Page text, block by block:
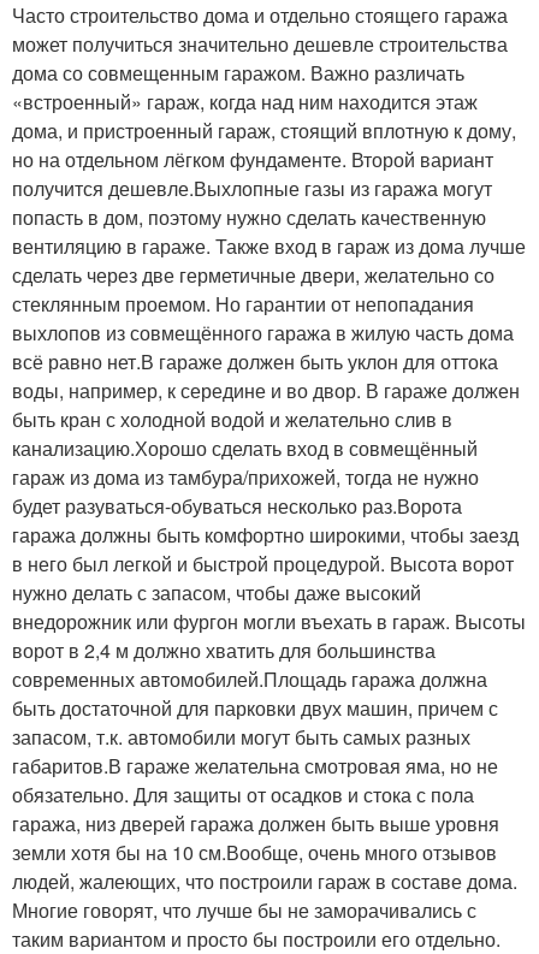
Часто строительство дома и отдельно стоящего гаража
может получиться значительно дешевле строительства
дома со совмещенным гаражом. Важно различать
«встроенный» гараж, когда над ним находится этаж
дома, и пристроенный гараж, стоящий вплотную к дому,
но на отдельном лёгком фундаменте. Второй вариант
получится дешевле.Выхлопные газы из гаража могут
попасть в дом, поэтому нужно сделать качественную
вентиляцию в гараже. Также вход в гараж из дома лучше
сделать через две герметичные двери, желательно со
стеклянным проемом. Но гарантии от непопадания
выхлопов из совмещённого гаража в жилую часть дома
всё равно нет.В гараже должен быть уклон для оттока
воды, например, к середине и во двор. В гараже должен
быть кран с холодной водой и желательно слив в
канализацию.Хорошо сделать вход в совмещённый
гараж из дома из тамбура/прихожей, тогда не нужно
будет разуваться-обуваться несколько раз.Ворота
гаража должны быть комфортно широкими, чтобы заезд
в него был легкой и быстрой процедурой. Высота ворот
нужно делать с запасом, чтобы даже высокий
внедорожник или фургон могли въехать в гараж. Высоты
ворот в 2,4 м должно хватить для большинства
современных автомобилей.Площадь гаража должна
быть достаточной для парковки двух машин, причем с
запасом, т.к. автомобили могут быть самых разных
габаритов.В гараже желательна смотровая яма, но не
обязательно. Для защиты от осадков и стока с пола
гаража, низ дверей гаража должен быть выше уровня
земли хотя бы на 10 см.Вообще, очень много отзывов
людей, жалеющих, что построили гараж в составе дома.
Многие говорят, что лучше бы не заморачивались с
таким вариантом и просто бы построили его отдельно.